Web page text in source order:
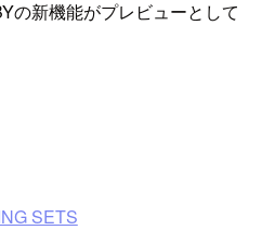
の新機能がプレビューとして
SETS